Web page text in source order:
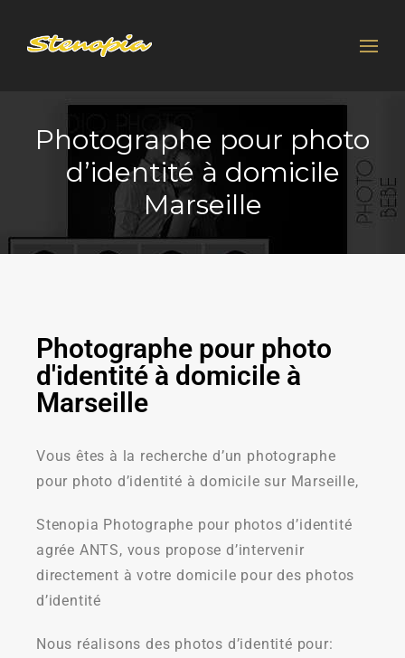
Photographe pour photo
d’identité à domicile
Marseille
Photographe pour photo
d'identité à domicile à
Marseille
Vous êtes à la recherche d’un photographe
pour photo d’identité à domicile sur Marseille,
Stenopia Photographe pour photos d’identité
agrée ANTS, vous propose d’intervenir
directement à votre domicile pour des photos
d’identité
Nous réalisons des photos d’identité pour: